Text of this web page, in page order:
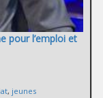
pour l’emploi et
, jeunes